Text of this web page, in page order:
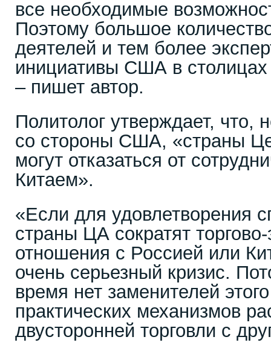
все необходимые
Поэтому большое
деятелей и тем более
инициативы США в
– пишет автор.
Политолог утверждает, что,
со стороны США, «страны
могут отказаться от
Китаем».
«Если для удовлетворения
страны ЦА сократят
отношения с Россией или
очень серьезный кризис.
время нет заменителей
практических механизмов
двусторонней торговли с